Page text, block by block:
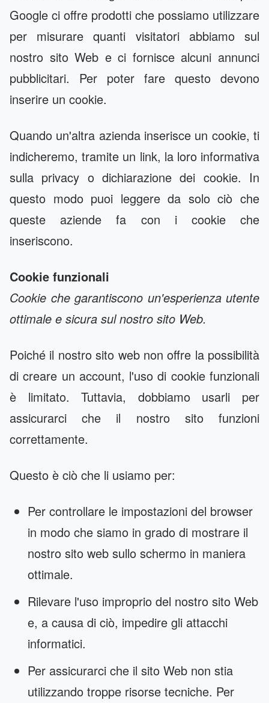
Google ci offre prodotti che possiamo utilizzare
per misurare quanti visitatori abbiamo sul
nostro sito Web e ci fornisce alcuni annunci
pubblicitari. Per poter fare questo devono
inserire un cookie.
Quando un'altra azienda inserisce un cookie, ti
indicheremo, tramite un link, la loro informativa
sulla privacy o dichiarazione dei cookie. In
questo modo puoi leggere da solo ciò che
queste aziende fa con i cookie che
inseriscono.
Cookie funzionali
Cookie che garantiscono un'esperienza utente
ottimale e sicura sul nostro sito Web.
Poiché il nostro sito web non offre la possibilità
di creare un account, l'uso di cookie funzionali
è limitato. Tuttavia, dobbiamo usarli per
assicurarci che il nostro sito funzioni
correttamente.
Questo è ciò che li usiamo per:
Per controllare le impostazioni del browser
in modo che siamo in grado di mostrare il
nostro sito web sullo schermo in maniera
ottimale.
Rilevare l'uso improprio del nostro sito Web
e, a causa di ciò, impedire gli attacchi
informatici.
Per assicurarci che il sito Web non stia
utilizzando troppe risorse tecniche. Per